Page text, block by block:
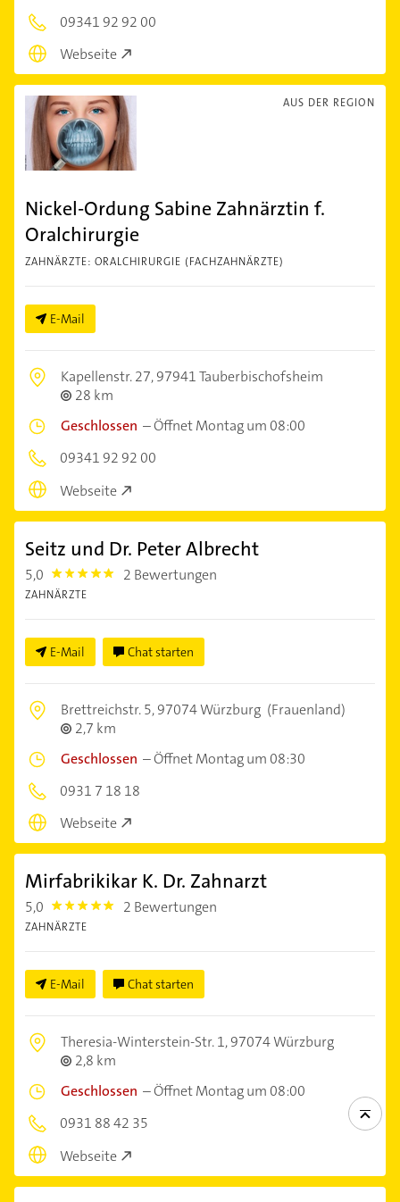
09341 92 92 00
Webseite
AUS DER REGION
Nickel-Ordung Sabine Zahnärztin f.
Oralchirurgie
ZAHNÄRZTE: ORALCHIRURGIE (FACHZAHNÄRZTE)
E-Mail
Kapellenstr. 27,97941 Tauberbischofsheim
28 km
Geschlossen –Öffnet Montag um 08:00
09341 92 92 00
Webseite
Seitz und Dr. Peter Albrecht
5,0 5.0 2 Bewertungen
ZAHNÄRZTE
E-Mail Chat starten
Brettreichstr. 5,97074 Würzburg (Frauenland)
2,7 km
Geschlossen –Öffnet Montag um 08:30
0931 7 18 18
Webseite
Mirfabrikikar K. Dr. Zahnarzt
5,0 5.0 2 Bewertungen
ZAHNÄRZTE
E-Mail Chat starten
Theresia-Winterstein-Str. 1,97074 Würzburg
2,8 km
Geschlossen –Öffnet Montag um 08:00
0931 88 42 35
Webseite